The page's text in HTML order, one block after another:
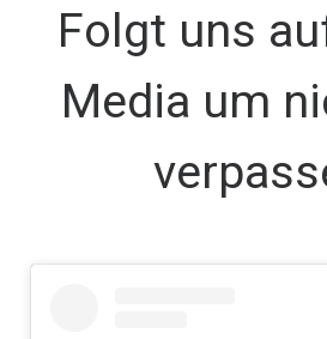
Folgt uns
Media um